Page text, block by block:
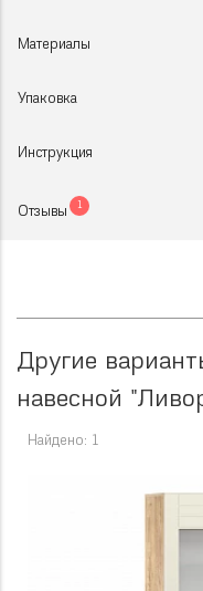
Материалы
Упаковка
Инструкция
Отзывы 1
Другие
навесной
Найдено: 1